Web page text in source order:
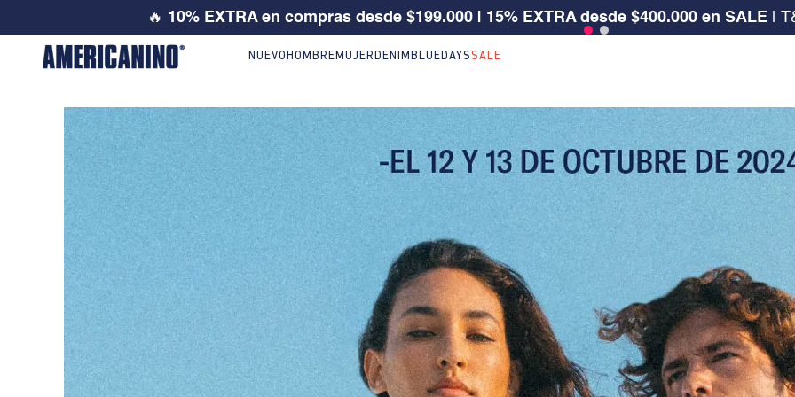
🔥 10% EXTRA en compras desde $199.000 | 15% EXTRA desde $400.000 en SALE |
NUEVO HOMBRE MUJER DENIM BLUEDAYSSALE